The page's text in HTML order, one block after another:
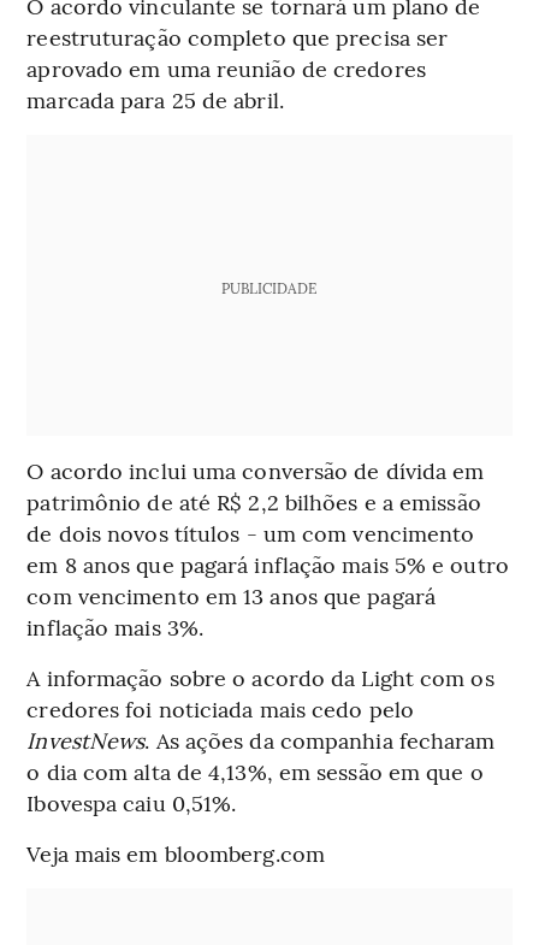
reestruturação completo que precisa ser
aprovado em uma reunião de credores
marcada para 25 de abril.
PUBLICIDADE
O acordo inclui uma conversão de dívida em
patrimônio de até R$ 2,2 bilhões e a emissão
de dois novos títulos - um com vencimento
em 8 anos que pagará inflação mais 5% e outro
com vencimento em 13 anos que pagará
inflação mais 3%.
A informação sobre o acordo da Light com os
credores foi noticiada mais cedo pelo
InvestNews. As ações da companhia fecharam
o dia com alta de 4,13%, em sessão em que o
Ibovespa caiu 0,51%.
Veja mais em bloomberg.com